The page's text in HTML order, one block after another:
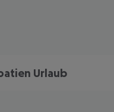
Urlaub